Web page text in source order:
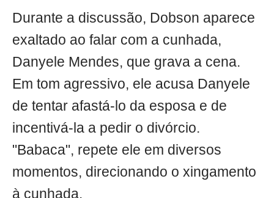
Durante a discussão, Dobson aparece
exaltado ao falar com a cunhada,
Danyele Mendes, que grava a cena.
Em tom agressivo, ele acusa Danyele
de tentar afastá-lo da esposa e de
incentivá-la a pedir o divórcio.
"Babaca", repete ele em diversos
momentos, direcionando o xingamento
à cunhada.